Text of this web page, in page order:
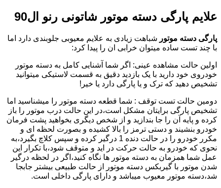
علایم پارگی دسته موتور شاتونی رنو ال90
پارگی دسته موتور شباهت زیادی به علایم معیوبی جلوبندی دارد اما
با چند تست ساده میتوان خرابی ان را پیدا کرد:
اولین حالت مشاهده عینی: اگر شما آشنایی کامل به دسته موتور
خودروی خود دارید با یک بازدید دقیق به قسمت لاستیکی میتوانید
تشخیص دهید که ترک و یا پارگی دارد یا خیر!
دومین حالت تست توقف : شما قطعه دسته موتور را میشناسید اما
تشخیص پارگی برایتان مشکل است،در این حالت درب موتور را باز
کرده و پایه آن را جا بندازید و از شخص دیگری بخواهید پشت فرمان
خودرو بنشیند و دستی ترمز را بالا کشیده و بصورت لحظه ای و
مکرر خودرو را در حالت دنده 1 درگیر کرده و سپس کلاچ بگیرد،به
نحوی که خودرو به حالت حرکت در اید و متوقف شود،با تکرار این
عمل شما همزمان به دسته موتور ها نگاه کنید،اگر در لحظه درگیر
شدن موتور با گیربکس دسته موتور از حالت طبیعی بیشتر جابجا
شد،دسته موتور معیوب میباشد و دارای پارگی داخلی است.